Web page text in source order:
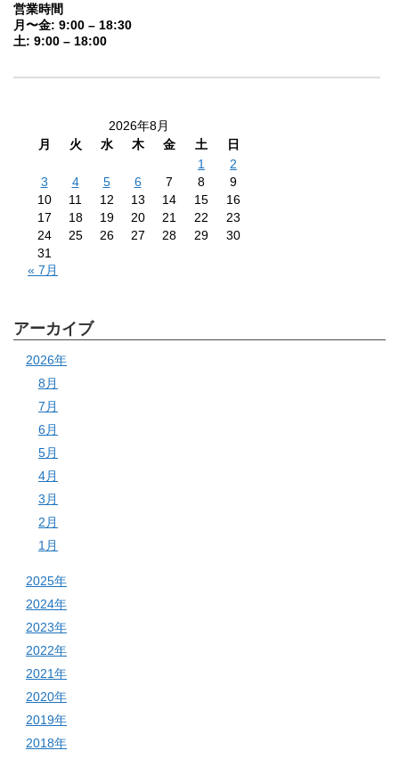
営業時間
月〜金: 9:00 – 18:30
土: 9:00 – 18:00
2026年8月
月
火 水 木 金 土
日
1
2
3
4 5 6 7 8
9
10
11 12 13 14 15
16
17
18 19 20 21 22
23
24
25 26 27 28 29
30
31
« 7月
アーカイブ
2026年
8月
7月
6月
5月
4月
3月
2月
1月
2025年
2024年
2023年
2022年
2021年
2020年
2019年
2018年